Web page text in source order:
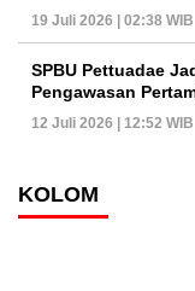
19 Juli 2026 | 02:38 WIB
SPBU Pettuadae
Pengawasan
12 Juli 2026 | 12:52 WIB
KOLOM